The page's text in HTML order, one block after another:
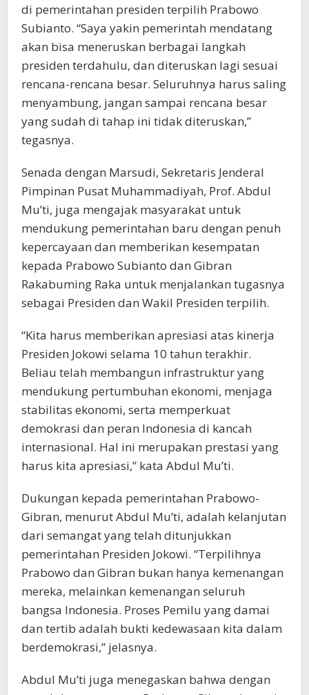
di pemerintahan presiden terpilih Prabowo
Subianto. “Saya yakin pemerintah mendatang
akan bisa meneruskan berbagai langkah
presiden terdahulu, dan diteruskan lagi sesuai
rencana-rencana besar. Seluruhnya harus saling
menyambung, jangan sampai rencana besar
yang sudah di tahap ini tidak diteruskan,”
tegasnya.
Senada dengan Marsudi, Sekretaris Jenderal
Pimpinan Pusat Muhammadiyah, Prof. Abdul
Mu’ti, juga mengajak masyarakat untuk
mendukung pemerintahan baru dengan penuh
kepercayaan dan memberikan kesempatan
kepada Prabowo Subianto dan Gibran
Rakabuming Raka untuk menjalankan tugasnya
sebagai Presiden dan Wakil Presiden terpilih.
“Kita harus memberikan apresiasi atas kinerja
Presiden Jokowi selama 10 tahun terakhir.
Beliau telah membangun infrastruktur yang
mendukung pertumbuhan ekonomi, menjaga
stabilitas ekonomi, serta memperkuat
demokrasi dan peran Indonesia di kancah
internasional. Hal ini merupakan prestasi yang
harus kita apresiasi,” kata Abdul Mu’ti.
Dukungan kepada pemerintahan Prabowo-
Gibran, menurut Abdul Mu’ti, adalah kelanjutan
dari semangat yang telah ditunjukkan
pemerintahan Presiden Jokowi. “Terpilihnya
Prabowo dan Gibran bukan hanya kemenangan
mereka, melainkan kemenangan seluruh
bangsa Indonesia. Proses Pemilu yang damai
dan tertib adalah bukti kedewasaan kita dalam
berdemokrasi,” jelasnya.
Abdul Mu’ti juga menegaskan bahwa dengan